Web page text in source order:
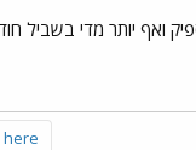
ואף יותר מדי בשביל